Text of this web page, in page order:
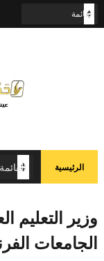
الرئيسية
وزير التعليم
الجامعات